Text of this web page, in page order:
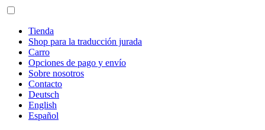
Ir
contenidoTienda
Shop para la traducción jurada
Carro
Opciones de pago y envío
Sobre nosotros
Contacto
Deutsch
English
Español